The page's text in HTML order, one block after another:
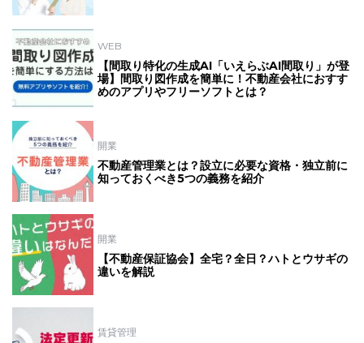
WEB
【間取り特化の生成AI「いえらぶAI間取り」が登
場】間取り図作成を簡単に！不動産会社におすす
めのアプリやフリーソフトとは？
開業
不動産管理業とは？設立に必要な資格・独立前に
知っておくべき5つの義務を紹介
開業
【不動産保証協会】全宅？全日？ハトとウサギの
違いを解説
賃貸管理